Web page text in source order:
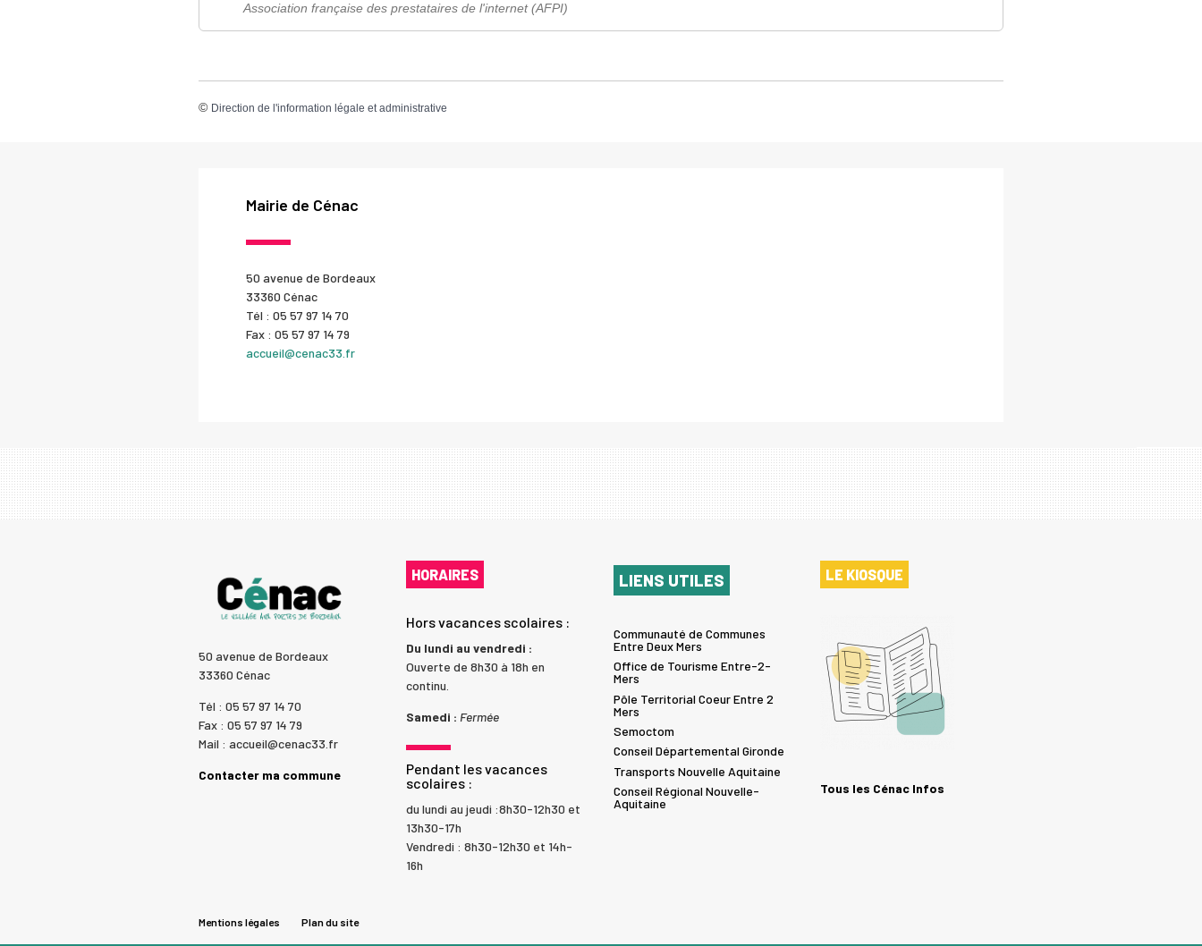
Association française des prestataires de l'internet (AFPI)
© Direction de l'information légale et administrative
Mairie de Cénac
50 avenue de Bordeaux
33360 Cénac
Tél : 05 57 97 14 70
Fax : 05 57 97 14 79
accueil@cenac33.fr
50 avenue de Bordeaux
33360 Cénac
Tél : 05 57 97 14 70
Fax : 05 57 97 14 79
Mail : accueil@cenac33.fr
Contacter ma commune
HORAIRES
Hors vacances scolaires :
Du lundi au vendredi :
Ouverte de 8h30 à 18h en
continu.
Samedi : Fermée
Pendant les vacances
scolaires :
du lundi au jeudi :8h30-12h30 et
13h30-17h
Vendredi : 8h30-12h30 et 14h-
16h
LIENS UTILES
Communauté de Communes
Entre Deux Mers
Office de Tourisme Entre-2-
Mers
Pôle Territorial Coeur Entre 2
Mers
Semoctom
Conseil Départemental Gironde
Transports Nouvelle Aquitaine
Conseil Régional Nouvelle-
Aquitaine
LE KIOSQUE
Tous les Cénac Infos
Mentions légales Plan du site